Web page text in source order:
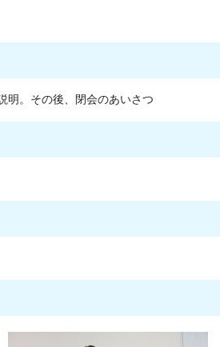
明。その後、閉会のあいさつ